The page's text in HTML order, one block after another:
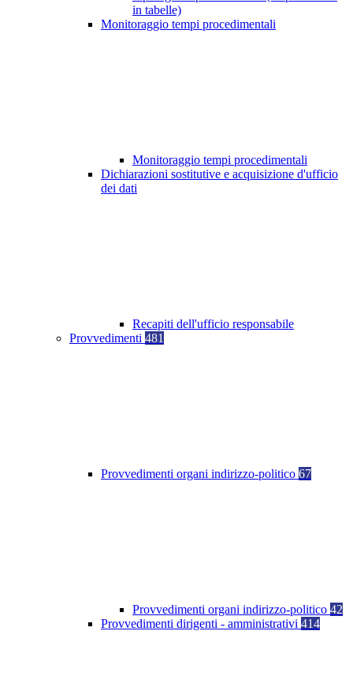
in tabelle)
Monitoraggio tempi procedimentali
Monitoraggio tempi procedimentali
Dichiarazioni sostitutive e acquisizione d'ufficio
dei dati
Recapiti dell'ufficio responsabile
Provvedimenti 481
Provvedimenti organi indirizzo-politico 67
Provvedimenti organi indirizzo-politico 42
Provvedimenti dirigenti - amministrativi 414